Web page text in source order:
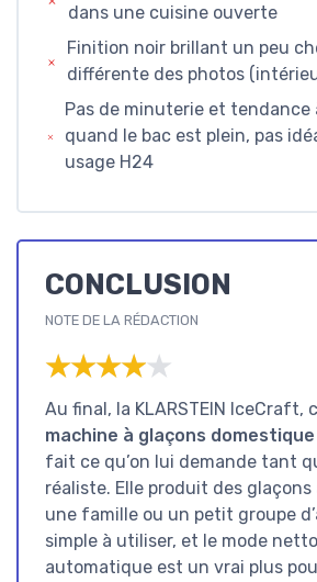
dans une cuisine ouverte
Finition noir brillant un peu
différente des photos
Pas de minuterie et tendance
quand le bac est plein, pas
usage H24
CONCLUSION
NOTE DE LA RÉDACTION
★★★★★
★★★★★
Au final, la KLARSTEIN IceCraft,
machine à glaçons
fait ce qu’on lui demande tant
réaliste. Elle produit des
une famille ou un petit groupe
simple à utiliser, et le mode
automatique est un vrai plus